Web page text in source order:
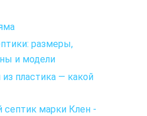
размеры,
и модели
пластика — какой
марки Клен -